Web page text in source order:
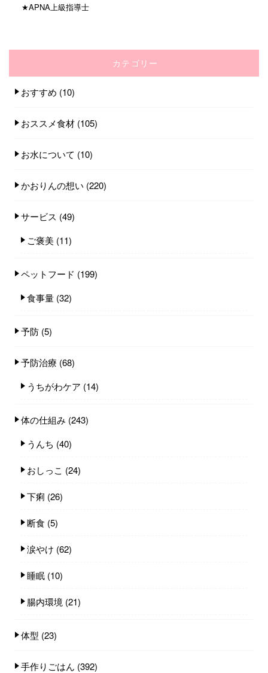
★APNA上級指導士
カテゴリー
おすすめ (10)
おススメ食材 (105)
お水について (10)
かおりんの想い (220)
サービス (49)
ご褒美 (11)
ペットフード (199)
食事量 (32)
予防 (5)
予防治療 (68)
うちがわケア (14)
体の仕組み (243)
うんち (40)
おしっこ (24)
下痢 (26)
断食 (5)
涙やけ (62)
睡眠 (10)
腸内環境 (21)
体型 (23)
手作りごはん (392)